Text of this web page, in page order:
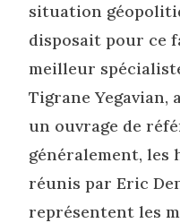
situation
disposait pour ce
meilleur
Tigrane Yegavian,
un ouvrage de
généralement, les
réunis par Eric
représentent les